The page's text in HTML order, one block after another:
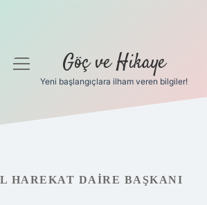
menüyü
Göç ve Hikaye
Yeni başlangıçlara ilham veren bilgiler!
HAREKAT DAIRE BAŞKANI